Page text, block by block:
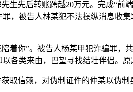
生先后转账跨越20万元。完成“前
，被告人林某犯不法操纵消息收
你”。被告人杨某甲犯诈骗罪，共
各类来由，巴望寻找结壮伴侣。原
信赖，对伪制证件的仲某以伪制